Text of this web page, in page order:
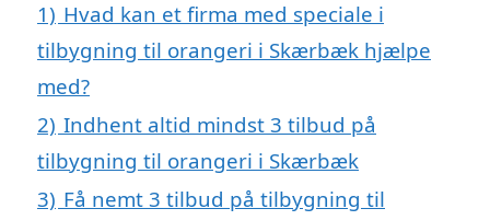
1) Hvad kan et firma med speciale i
tilbygning til orangeri i Skærbæk hjælpe
med?
2) Indhent altid mindst 3 tilbud på
tilbygning til orangeri i Skærbæk
3) Få nemt 3 tilbud på tilbygning til